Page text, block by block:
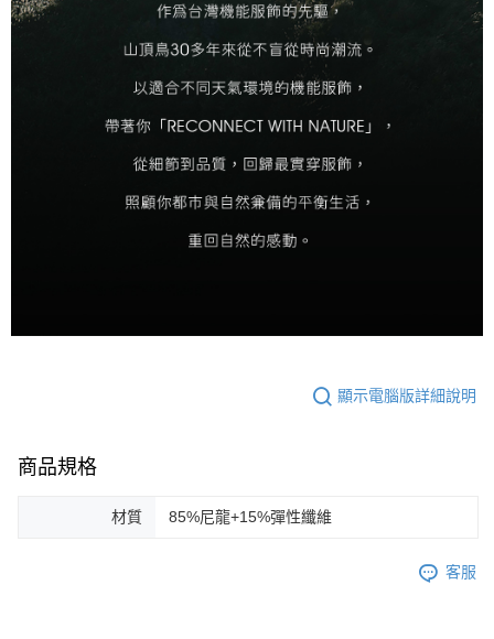
顯示電腦版詳細說明
商品規格
材質 85%尼龍+15%彈性纖維
客服